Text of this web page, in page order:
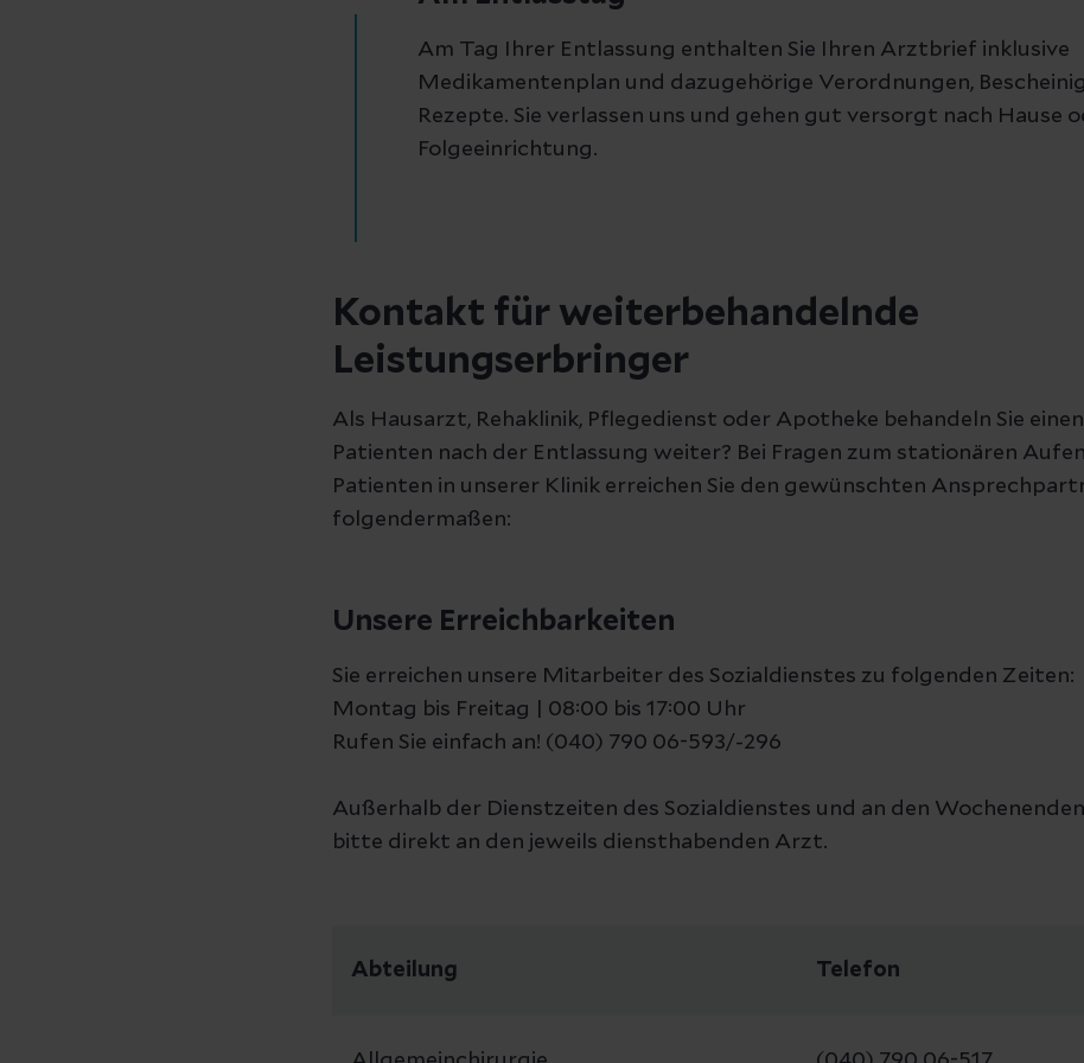
Am Tag Ihrer Entlassung enthalten Sie Ihren Arztbrief inklusive
Medikamentenplan und dazugehörige Verordnungen,
Rezepte. Sie verlassen uns und gehen gut versorgt nach Hause
Folgeeinrichtung.
Kontakt für weiterbehandelnde
Leistungserbringer
Als Hausarzt, Rehaklinik, Pflegedienst oder Apotheke behandeln Sie
Patienten nach der Entlassung weiter? Bei Fragen zum stationären
Patienten in unserer Klinik erreichen Sie den gewünschten
folgendermaßen:
Unsere Erreichbarkeiten
Sie erreichen unsere Mitarbeiter des Sozialdienstes zu folgenden Zeiten:
Montag bis Freitag | 08:00 bis 17:00 Uhr
Rufen Sie einfach an! (040) 790 06-593/-296
Außerhalb der Dienstzeiten des Sozialdienstes und an den
bitte direkt an den jeweils diensthabenden Arzt.
Abteilung Telefon